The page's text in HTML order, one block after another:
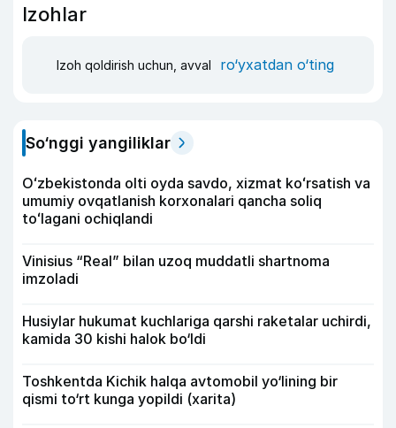
Izohlar
Izoh qoldirish uchun, avval ro‘yxatdan o‘ting
So‘nggi yangiliklar
Oʻzbekistonda olti oyda savdo, xizmat koʻrsatish va
umumiy ovqatlanish korxonalari qancha soliq
toʻlagani ochiqlandi
Vinisius “Real” bilan uzoq muddatli shartnoma
imzoladi
Husiylar hukumat kuchlariga qarshi raketalar uchirdi,
kamida 30 kishi halok bo‘ldi
Toshkentda Kichik halqa avtomobil yo‘lining bir
qismi to‘rt kunga yopildi (xarita)